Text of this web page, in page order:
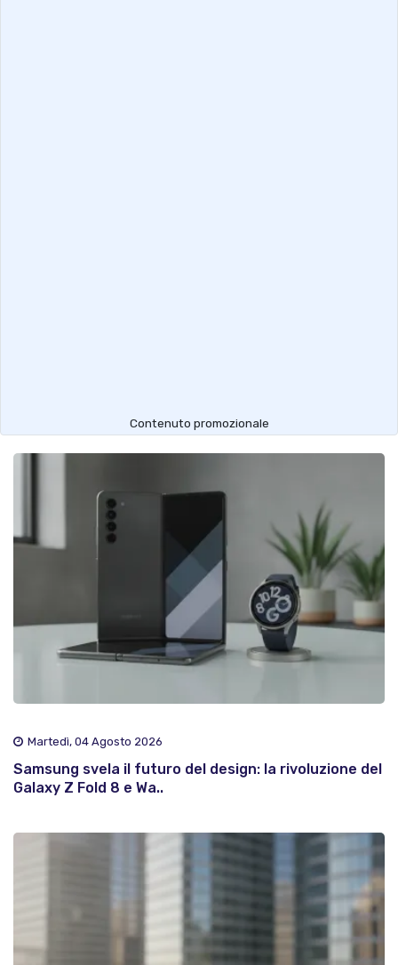
Contenuto promozionale
Martedì, 04 Agosto 2026
Samsung svela il futuro del design: la rivoluzione del
Galaxy Z Fold 8 e Wa..